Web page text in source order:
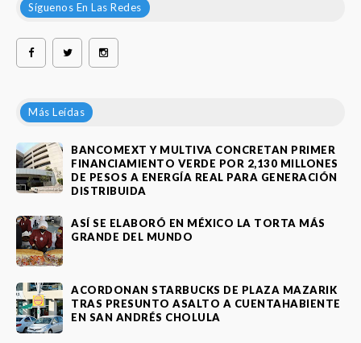
Síguenos En Las Redes
Más Leídas
BANCOMEXT Y MULTIVA CONCRETAN PRIMER
FINANCIAMIENTO VERDE POR 2,130 MILLONES
DE PESOS A ENERGÍA REAL PARA GENERACIÓN
DISTRIBUIDA
ASÍ SE ELABORÓ EN MÉXICO LA TORTA MÁS
GRANDE DEL MUNDO
ACORDONAN STARBUCKS DE PLAZA MAZARIK
TRAS PRESUNTO ASALTO A CUENTAHABIENTE
EN SAN ANDRÉS CHOLULA